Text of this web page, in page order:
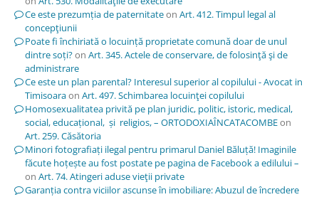
Ce este prezumția de paternitateon Art. 412. Timpul legal al
concepţiunii
Poate fi închiriată o locuință proprietate comună doar de unul
dintre soți?on Art. 345. Actele de conservare, de folosinţă şi de
administrare
Ce este un plan parental? Interesul superior al copilului - Avocat in
Timisoaraon Art. 497. Schimbarea locuinţei copilului
Homosexualitatea privită pe plan juridic, politic, istoric, medical,
social, educațional, și religios, – ORTODOXIAÎNCATACOMBEon
Art. 259. Căsătoria
Minori fotografiați ilegal pentru primarul Daniel Băluță! Imaginile
făcute hoțește au fost postate pe pagina de Facebook a edilului –
on Art. 74. Atingeri aduse vieţii private
Garanția contra viciilor ascunse în imobiliare: Abuzul de încredere